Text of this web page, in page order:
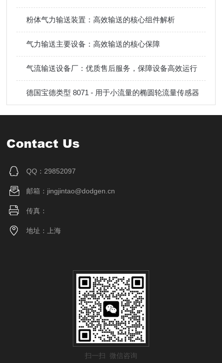
粉体气力输送装置：高效输送的核心组件解析
气力输送主要设备：高效输送的核心保障
气流输送设备厂：优质售后服务，保障设备高效运行
德国宝德类型 8071 - 用于小流量的椭圆轮流量传感器
Contact Us
QQ：29852097
邮箱：jingjintao@dodgen.cn
传真：
地址：上海
扫一扫 微信咨询